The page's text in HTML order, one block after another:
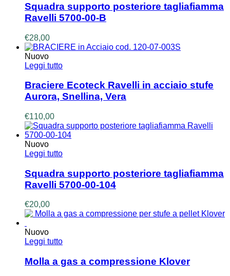
Squadra supporto posteriore tagliafiamma
Ravelli 5700-00-B
€28,00
Nuovo
Leggi tutto
Braciere Ecoteck Ravelli in acciaio stufe
Aurora, Snellina, Vera
€110,00
Nuovo
Leggi tutto
Squadra supporto posteriore tagliafiamma
Ravelli 5700-00-104
€20,00
Nuovo
Leggi tutto
Molla a gas a compressione Klover